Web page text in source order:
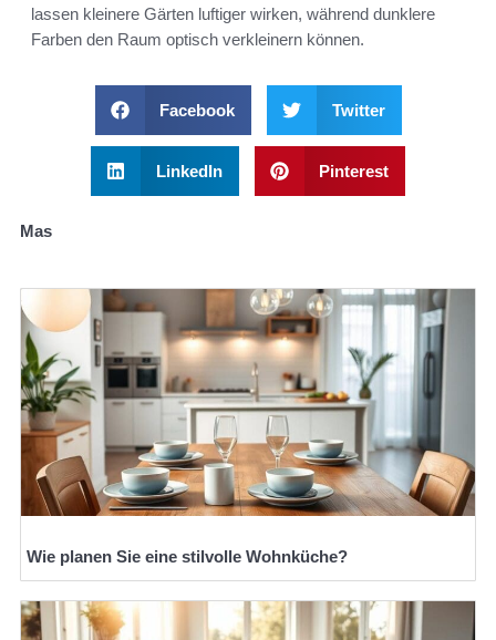
lassen kleinere Gärten luftiger wirken, während dunklere
Farben den Raum optisch verkleinern können.
Facebook Twitter
LinkedIn Pinterest
Mas
Wie planen Sie eine stilvolle Wohnküche?